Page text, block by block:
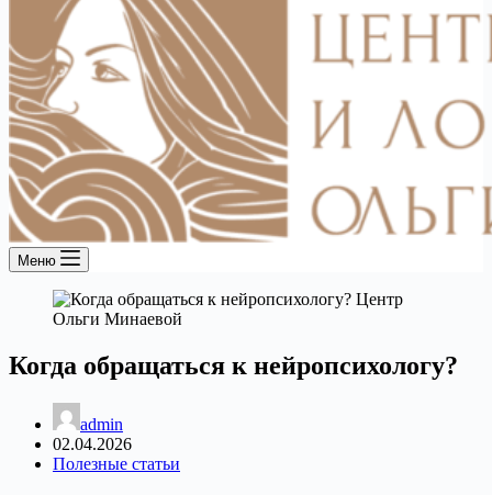
Меню
Когда обращаться к нейропсихологу?
admin
02.04.2026
Полезные статьи